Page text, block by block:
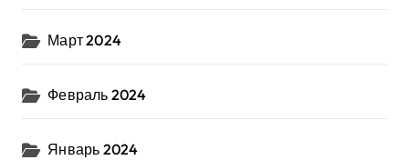
Март 2024
Февраль 2024
Январь 2024